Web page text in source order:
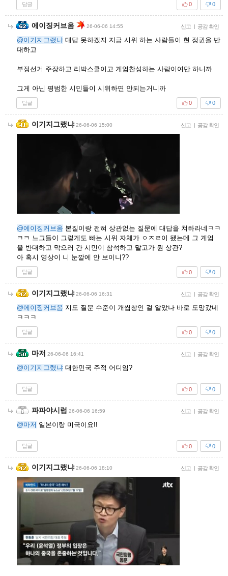
답글 0
0
에이징커브옴 26-06-06 14:55 신고 | 공감 확인
@이기지그랬냐 대답 못하겠지 지금 시위 하는 사람들이 현 정권을 반
대하고
부정선거 주장하고 리박스쿨이고 계엄찬성하는 사람이여만 하니까
그게 아닌 평범한 시민들이 시위하면 안되는거니까
답글 0
0
이기지그랬냐 26-06-06 15:00 신고 | 공감 확인
@에이징커브옴 본질이랑 전혀 상관없는 질문에 대답을 쳐하라네ㅋㅋ
ㅋㅋ 느그들이 그렇게도 빠는 시위 자체가 ㅇㅈㄹ이 됐는데 그 계엄
을 반대하고 막으러 간 시민이 참석하고 말고가 뭔 상관?
아 혹시 영상이 니 눈깔에 안 보이니??
답글 0
0
이기지그랬냐 26-06-06 16:31 신고 | 공감 확인
@에이징커브옴 지도 질문 수준이 개씹창인 걸 알았나 바로 도망갔네
ㅋㅋㅋ
답글 0
0
마저 26-06-06 16:41 신고 | 공감 확인
@이기지그랬냐 대한민국 주적 어디임?
답글 0
0
파파야시럽 26-06-06 16:59 신고 | 공감 확인
@마저 일본이랑 미국이요!!
답글 0
0
이기지그랬냐 26-06-06 18:10 신고 | 공감 확인